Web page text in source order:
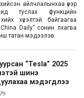
айлчлалынхаа үеэр
туслах функцийн
хүсэлтэй байгаагаа
Daily” сонин лхагва
татан мэдээлэв.
“Tesla” 2025
шинэ
мэдэгдлээ